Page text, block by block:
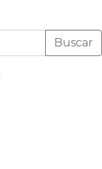
Buscar